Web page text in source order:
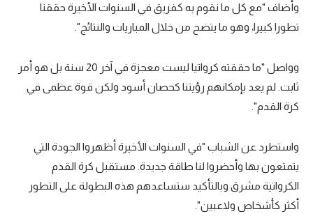
كويز في الجول
وأضاف "مع كل ما نقوم به كفريق في السنوات الأخيرة حققنا
تطورا كبيرا، وهو ما يتضح من خلال المباريات والنتائج".
وواصل "ما حققته كرواتيا ليست معجزة في آخر 20 سنة بل هو أمر
ثابت. لم يعد بإمكانهم رؤيتنا كحصان أسود ولكن قوة عظمى في
كرة القدم".
واستطرد عن الشباب "في السنوات الأخيرة أظهروا الجودة التي
يتمتعون بها وأحضروا لنا طاقة جديدة. مستقبل كرة القدم
الكرواتية مشرق وبالتأكيد ستساعدهم هذه البطولة على التطور
أكثر كأشخاص ولاعبين".